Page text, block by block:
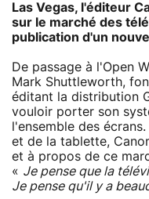
Las Vegas, l'éditeur
sur le marché des
publication d'un
De passage à l'Open
Mark Shuttleworth,
éditant la distribution
vouloir porter son
l'ensemble des
et de la tablette,
et à propos de ce
« Je pense que la
Je pense qu'il y a